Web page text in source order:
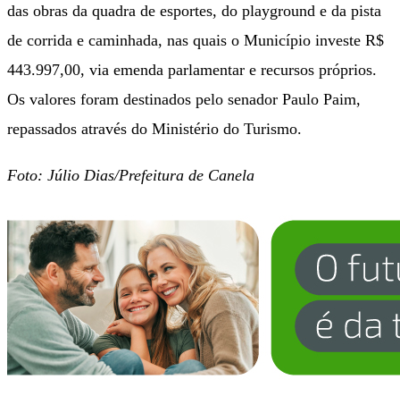
das obras da quadra de esportes, do playground e da pista
de corrida e caminhada, nas quais o Município investe R$
443.997,00, via emenda parlamentar e recursos próprios.
Os valores foram destinados pelo senador Paulo Paim,
repassados através do Ministério do Turismo.
Foto: Júlio Dias/Prefeitura de Canela